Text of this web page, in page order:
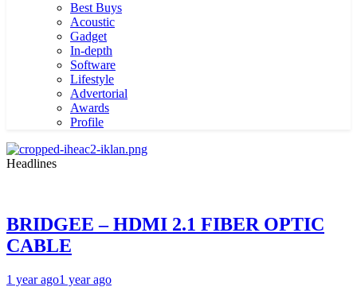
Best Buys
Acoustic
Gadget
In-depth
Software
Lifestyle
Advertorial
Awards
Profile
Headlines
BRIDGEE – HDMI 2.1 FIBER OPTIC
CABLE
1 year ago1 year ago